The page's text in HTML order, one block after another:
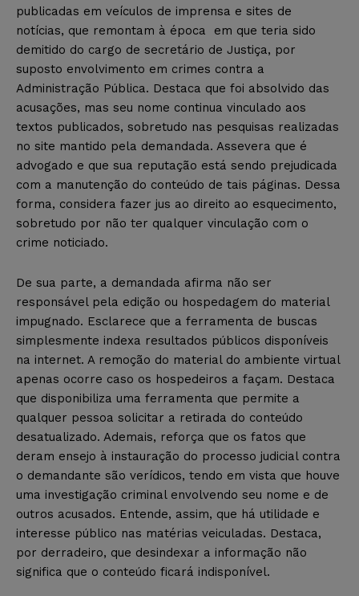
publicadas em veículos de imprensa e sites de
notícias, que remontam à época em que teria sido
demitido do cargo de secretário de Justiça, por
suposto envolvimento em crimes contra a
Administração Pública. Destaca que foi absolvido das
acusações, mas seu nome continua vinculado aos
textos publicados, sobretudo nas pesquisas realizadas
no site mantido pela demandada. Assevera que é
advogado e que sua reputação está sendo prejudicada
com a manutenção do conteúdo de tais páginas. Dessa
forma, considera fazer jus ao direito ao esquecimento,
sobretudo por não ter qualquer vinculação com o
crime noticiado.
De sua parte, a demandada afirma não ser
responsável pela edição ou hospedagem do material
impugnado. Esclarece que a ferramenta de buscas
simplesmente indexa resultados públicos disponíveis
na internet. A remoção do material do ambiente virtual
apenas ocorre caso os hospedeiros a façam. Destaca
que disponibiliza uma ferramenta que permite a
qualquer pessoa solicitar a retirada do conteúdo
desatualizado. Ademais, reforça que os fatos que
deram ensejo à instauração do processo judicial contra
o demandante são verídicos, tendo em vista que houve
uma investigação criminal envolvendo seu nome e de
outros acusados. Entende, assim, que há utilidade e
interesse público nas matérias veiculadas. Destaca,
por derradeiro, que desindexar a informação não
significa que o conteúdo ficará indisponível.